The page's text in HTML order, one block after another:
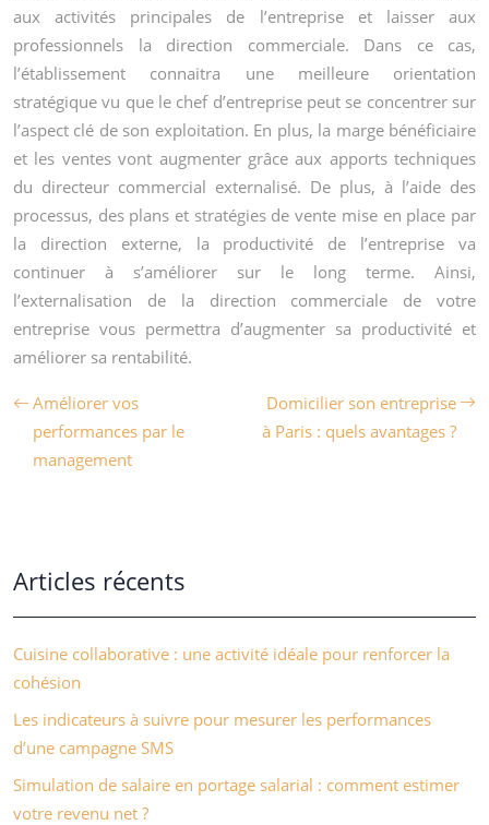
aux activités principales de l’entreprise et laisser aux
professionnels la direction commerciale. Dans ce cas,
l’établissement connaitra une meilleure orientation
stratégique vu que le chef d’entreprise peut se concentrer sur
l’aspect clé de son exploitation. En plus, la marge bénéficiaire
et les ventes vont augmenter grâce aux apports techniques
du directeur commercial externalisé. De plus, à l’aide des
processus, des plans et stratégies de vente mise en place par
la direction externe, la productivité de l’entreprise va
continuer à s’améliorer sur le long terme. Ainsi,
l’externalisation de la direction commerciale de votre
entreprise vous permettra d’augmenter sa productivité et
améliorer sa rentabilité.
Améliorer vos
performances par le
management
Domicilier son entreprise
à Paris : quels avantages ?
Articles récents
Cuisine collaborative : une activité idéale pour renforcer la
cohésion
Les indicateurs à suivre pour mesurer les performances
d’une campagne SMS
Simulation de salaire en portage salarial : comment estimer
votre revenu net ?